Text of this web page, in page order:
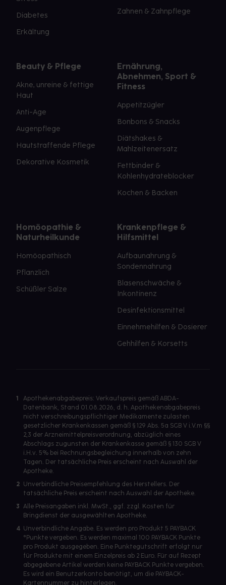
Diabetes
Erkältung
Zahnen & Zahnpflege
Beauty & Pflege
Akne, unreine & fettige
Haut
Anti-Age
Augenpflege
Hautstraffende Pflege
Dekorative Kosmetik
Ernährung,
Abnehmen, Sport &
Fitness
Appetitzügler
Bonbons & Snacks
Diätshakes &
Mahlzeitenersatz
Fettbinder &
Kohlenhydrateblocker
Kochen & Backen
Homöopathie &
Naturheilkunde
Homöopathisch
Pflanzlich
Schüßler Salze
Krankenpflege &
Hilfsmittel
Aufbaunahrung &
Sondennahrung
Blasenschwäche &
Inkontinenz
Desinfektionsmittel
Einnehmehilfen & Dosierer
Gehhilfen & Korsetts
1
Apothekenabgabepreis: Verkaufspreis gemäß ABDA-
Datenbank, Stand 01.08.2026, d. h. Apothekenabgabepreis
nicht verschreibungspflichtiger Medikamente zulasten
gesetzlicher Krankenkassen gemäß § 129 Abs. 5a SGB V i.V.m §§
2,3 der Arzneimittelpreisverordnung, abzüglich eines
Abschlags zugunsten der Krankenkasse gemäß § 130 SGB V
i.H.v. 5% bei Rechnungsbegleichung innerhalb von zehn
Tagen. Der tatsächliche Preis erscheint nach Auswahl der
Apotheke.
2 Unverbindliche Preisempfehlung des Herstellers. Der
tatsächliche Preis erscheint nach Auswahl der Apotheke.
3 Alle Preisangaben inkl. MwSt., ggf. zzgl. Kosten für
Bringdienst der ausgewählten Apotheke.
4 Unverbindliche Angabe. Es werden pro Produkt 5 PAYBACK
°Punkte vergeben. Es werden maximal 100 PAYBACK Punkte
pro Produkt ausgegeben. Eine Punktegutschrift erfolgt nur
für Produkte mit einem Einzelpreis ab 2 Euro. Für auf Rezept
abgegebene Artikel werden keine PAYBACK Punkte vergeben.
Es wird ein Benutzerkonto benötigt, um die PAYBACK-
Kartennummer zu hinterlegen.